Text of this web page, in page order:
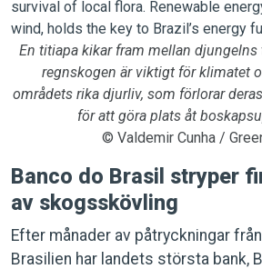
En titiapa kikar fram mellan djungelns
regnskogen är viktigt för klimatet
områdets rika djurliv, som förlorar
för att göra plats åt
© Valdemir Cunha /
Banco do Brasil stryper
av skogsskövling
Efter månader av påtryckningar
Brasilien har landets största bank,